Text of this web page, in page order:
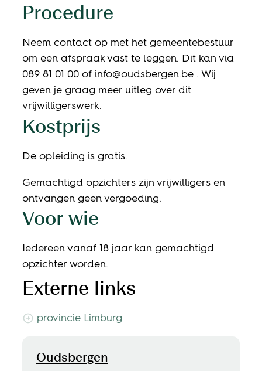
Procedure
Neem contact op met het gemeentebestuur
om een afspraak vast te leggen. Dit kan via
089 81 01 00 of info@oudsbergen.be . Wij
geven je graag meer uitleg over dit
vrijwilligerswerk.
Kostprijs
De opleiding is gratis.
Gemachtigd opzichters zijn vrijwilligers en
ontvangen geen vergoeding.
Voor wie
Iedereen vanaf 18 jaar kan gemachtigd
opzichter worden.
Externe links
provincie Limburg
Contact
Oudsbergen